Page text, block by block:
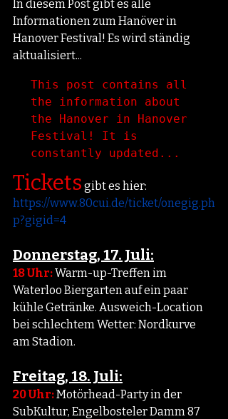
In diesem Post gibt es alle
Informationen zum Hanöver in
Hanover Festival! Es wird ständig
aktualisiert...
This post contains all
the information about
the Hanover in Hanover
Festival! It is
constantly updated...
Tickets gibt es hier:
https://www.80cui.de/ticket/onegig.ph
p?gigid=4
Donnerstag, 17. Juli:
18 Uhr: Warm-up-Treffen im
Waterloo Biergarten auf ein paar
kühle Getränke. Ausweich-Location
bei schlechtem Wetter: Nordkurve
am Stadion.
Freitag, 18. Juli:
20 Uhr: Motörhead-Party in der
SubKultur, Engelbosteler Damm 87